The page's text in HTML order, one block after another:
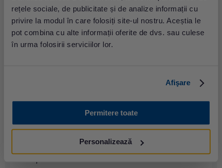
rețele sociale, de publicitate și de analize informații cu
privire la modul în care folosiți site-ul nostru. Aceștia le
pot combina cu alte informații oferite de dvs. sau culese
în urma folosirii serviciilor lor.
Afişare
Permitere toate
Personalizează
Hipotiroidism: cea mai frecventă tulburare a